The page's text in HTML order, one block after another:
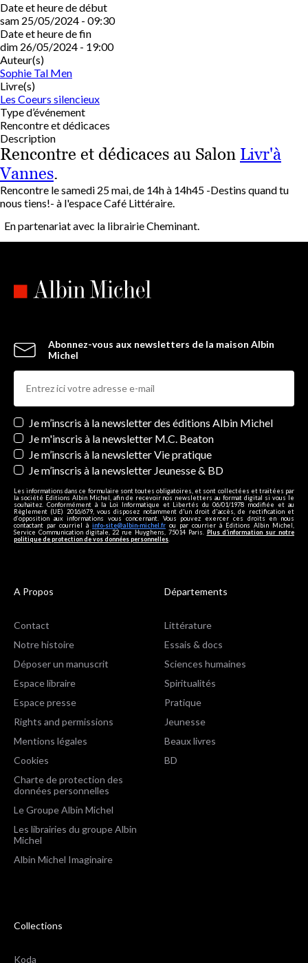
Date et heure de début
sam 25/05/2024 - 09:30
Date et heure de fin
dim 26/05/2024 - 19:00
Auteur(s)
Sophie Tal Men
Livre(s)
Les Coeurs silencieux
Type d’événement
Rencontre et dédicaces
Description
Rencontre et dédicaces au Salon Livr'à
Vannes.
Rencontre le samedi 25 mai, de 14h à 14h45 -Destins quand tu
nous tiens!- à l'espace Café Littéraire.
En partenariat avec la librairie Cheminant.
Abonnez-vous aux newsletters de la maison Albin
Michel
Newsletters
Je m’inscris à la newsletter des éditions Albin Michel
Je m'inscris à la newsletter M.C. Beaton
Je m’inscris à la newsletter Vie pratique
Je m’inscris à la newsletter Jeunesse & BD
Les informations dans ce formulaire sont toutes obligatoires, et sont collectées et traitées par
la société Editions Albin Michel, afin de recevoir nos newsletters au format digital si vous le
souhaitez. Conformément à la Loi Informatique et Libertés du 06/01/1978 modifiée et au
Règlement (UE) 2016/679, vous disposez notamment d'un droit d'accès, de rectification et
d’opposition aux informations vous concernant. Vous pouvez exercer ces droits en nous
contactant par courriel à info-site@albin-michel.fr ou par courrier à Editions Albin Michel,
Service Communication digitale, 22 rue Huyghens, 75014 Paris. Plus d’information sur notre
politique de protection de vos données personnelles
A Propos
Contact
Notre histoire
Déposer un manuscrit
Espace libraire
Espace presse
Rights and permissions
Mentions légales
Cookies
Charte de protection des
données personnelles
Le Groupe Albin Michel
Les librairies du groupe Albin
Michel
Albin Michel Imaginaire
Départements
Littérature
Essais & docs
Sciences humaines
Spiritualités
Pratique
Jeunesse
Beaux livres
BD
Collections
Koda